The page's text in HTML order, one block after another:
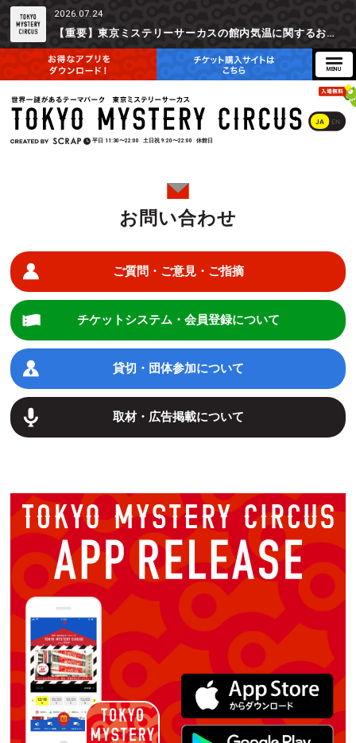
2026.07.24
【重要】東京ミステリーサーカスの館内気温に関するお詫びとご参加辞退時の返金対応について
JA EN
平日 11:30〜22:00 土日祝 9:20〜22:00 休館日
お問い合わせ
ご質問・ご意見・ご指摘
チケットシステム・会員登録について
貸切・団体参加について
取材・広告掲載について